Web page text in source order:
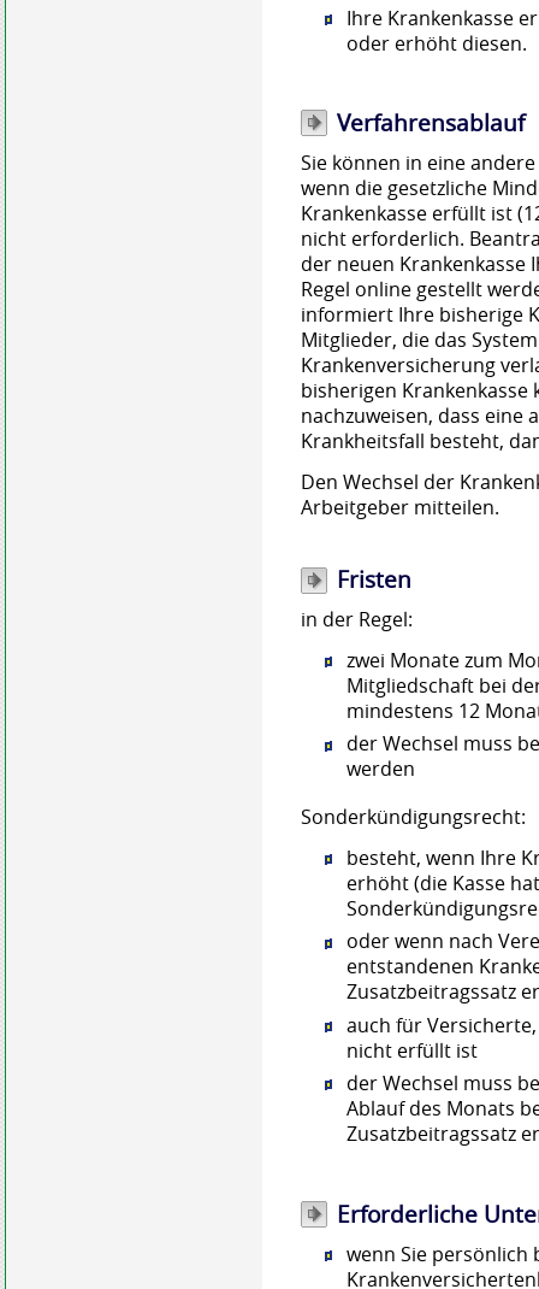
Ihre Krankenkasse
oder erhöht diesen.
Verfahrensablauf
Sie können in eine
wenn die gesetzliche
Krankenkasse erfüllt ist
nicht erforderlich.
der neuen Krankenkasse
Regel online gestellt
informiert Ihre bisherige
Mitglieder, die das
Krankenversicherung
bisherigen Krankenkasse
nachzuweisen, dass eine
Krankheitsfall besteht,
Den Wechsel der
Arbeitgeber mitteilen.
Fristen
in der Regel:
zwei Monate zum
Mitgliedschaft bei
mindestens 12
der Wechsel muss
werden
Sonderkündigungsrecht:
besteht, wenn Ihre
erhöht (die Kasse
oder wenn nach
entstandenen
Zusatzbeitragssatz
auch für
nicht erfüllt ist
der Wechsel muss
Ablauf des Monats
Zusatzbeitragssatz
Erforderliche
wenn Sie persönlich